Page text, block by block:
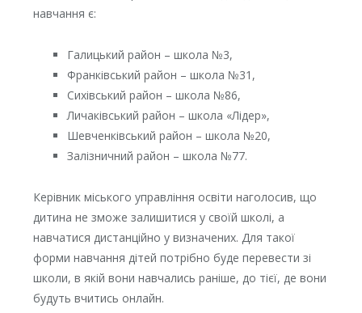
навчання є:
Галицький район – школа №3,
Франківський район – школа №31,
Сихівський район – школа №86,
Личаківський район – школа «Лідер»,
Шевченківський район – школа №20,
Залізничний район – школа №77.
Керівник міського управління освіти наголосив, що
дитина не зможе залишитися у своїй школі, а
навчатися дистанційно у визначених. Для такої
форми навчання дітей потрібно буде перевести зі
школи, в якій вони навчались раніше, до тієї, де вони
будуть вчитись онлайн.